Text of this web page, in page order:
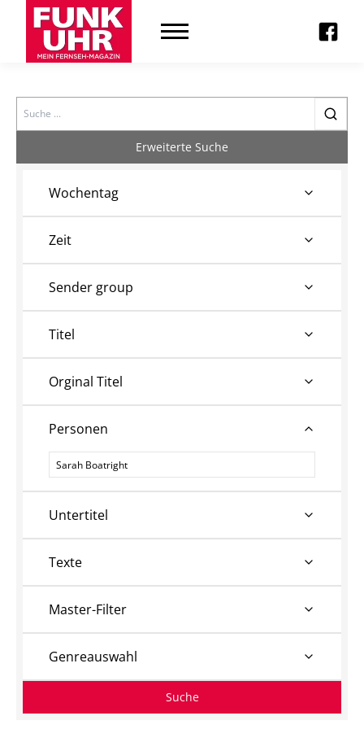
Search
Erweiterte Suche
Wochentag
Zeit
Sender group
Titel
Orginal Titel
Personen
Personen
Untertitel
Texte
Master-Filter
Genreauswahl
Suche